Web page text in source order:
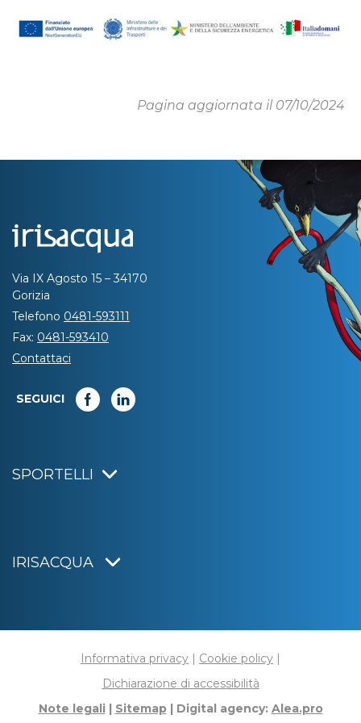
Pagina aggiornata il 07/10/2024
Via IX Agosto 15 – 34170
Gorizia
Telefono 0481-593111
Fax: 0481-593410
Contattaci
SEGUICI
SPORTELLI
IRISACQUA
Informativa privacy | Cookie policy |
Dichiarazione di accessibilità
Note legali| Sitemap | Digital agency: Alea.pro